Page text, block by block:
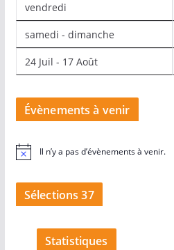
vendredi
samedi - dimanche
24 Juil - 17 Août
Évènements à venir
N
Il n’y a pas d’évènements à venir.
Sélections 37
Statistiques